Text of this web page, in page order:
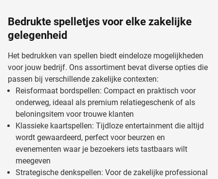
Bedrukte spelletjes voor elke zakelijke
gelegenheid
Het bedrukken van spellen biedt eindeloze mogelijkheden
voor jouw bedrijf. Ons assortiment bevat diverse opties die
passen bij verschillende zakelijke contexten:
Reisformaat bordspellen: Compact en praktisch voor
onderweg, ideaal als premium relatiegeschenk of als
beloningsitem voor trouwe klanten
Klassieke kaartspellen: Tijdloze entertainment die altijd
wordt gewaardeerd, perfect voor beurzen en
evenementen waar je bezoekers iets tastbaars wilt
meegeven
Strategische denkspellen: Voor de zakelijke professional